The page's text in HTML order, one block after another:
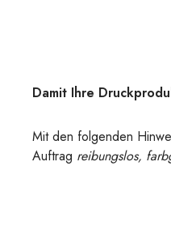
Damit Ihre
Mit den folgenden
Auftrag reibungslos,